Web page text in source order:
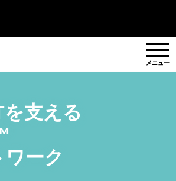
活用事例/ ソリューション
支える
ーク